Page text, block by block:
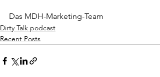
Das MDH-Marketing-Team
Dirty Talk podcast
Recent Posts